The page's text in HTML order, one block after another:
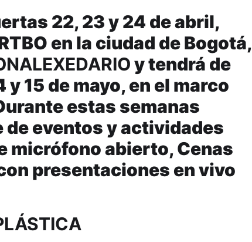
22, 23 y 24 de abril,
en la ciudad de Bogotá,
y tendrá de
15 de mayo, en el marco
estas semanas
de eventos y actividades
micrófono abierto, Cenas
presentaciones en vivo